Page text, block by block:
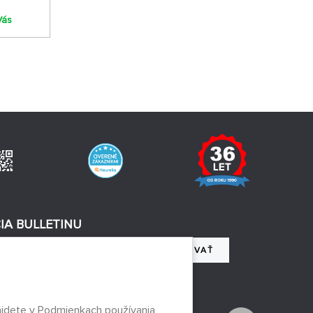
BULLETINU
REGISTROVAŤ
v Podmienkach používania